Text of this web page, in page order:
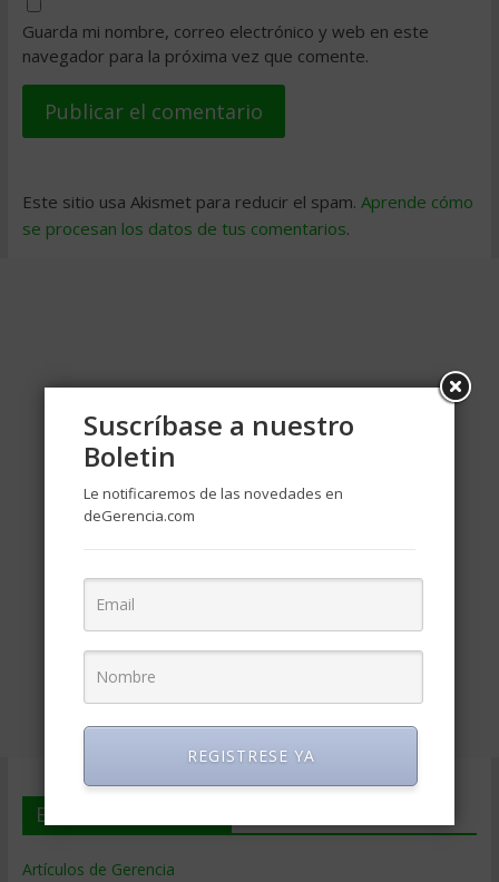
Guarda mi nombre, correo electrónico y web en este
navegador para la próxima vez que comente.
Este sitio usa Akismet para reducir el spam. Aprende cómo
se procesan los datos de tus comentarios.
En deGerencia.com
Artículos de Gerencia
Suscríbase a nuestro
Boletin
Le notificaremos de las novedades en
deGerencia.com
REGISTRESE YA